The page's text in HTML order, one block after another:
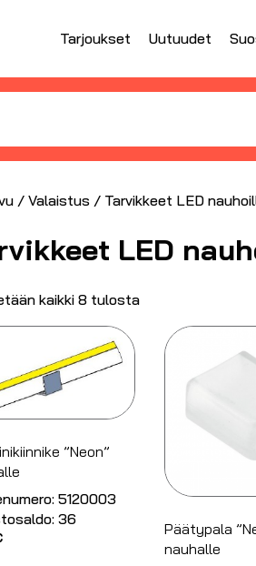
Tarjoukset Uutuudet
/ Valaistus / Tarvikkeet LED
LED
kaikki 8 tulosta
”Neon”
5120003
36
Päätypala
nauhalle